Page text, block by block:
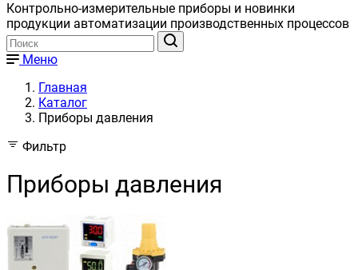
Контрольно-измерительные приборы и новинки
продукции автоматизации производственных процессов
Меню
Главная
Каталог
Приборы давления
Фильтр
Приборы давления